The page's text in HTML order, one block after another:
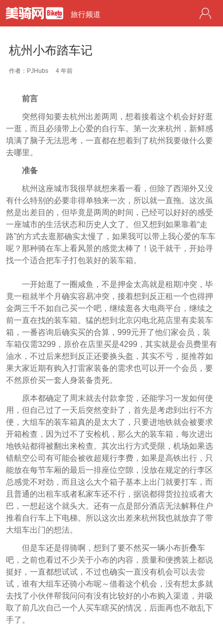
旅行频道
杭州小布踏车记
作者：PJHubs 4 年前
前言
突然得知要去杭州出差两周，想着接着这个机会好好逛
一逛，而且必须带上心爱的自行车。第一次来杭州，新鲜感
填满了脑子无法思考，一直都在想着到了杭州我要做什么要
去哪里。
准备
杭州这座城市我很早就想来看一看，但除了西湖外又没
有什么特别的必要非得单独来一次，所以就一直拖。这次虽
然是出差目的，但毕竟是两周的时间，已经可以好好的感受
一座城市的生活状态和历史人文了。但又想到如果靠着“走
路”的方式去逛那确实太慢了，如果我可以带上我心爱的车车
呢？那种骑在车上看风景的感觉太棒了！说干就干，开始寻
找一个适合把车子打包装好的装车箱。
一开始逛了一圈咸鱼，不是押金太高就是租期冲突，毕
竟一租就半个月确实容易冲突，接着想到反正租一个也得押
金两三千不如自己买一个吧，继续逛各大电商平台，继续之
前一直在找的装车箱。猛的想到北京闪电北苑店里有卖装车
箱，一番咨询后确实买的合算，999元开了他们家会员，装
车箱仅需3299，原价在店里买是4299，其实就是会员费里有
油水，不过后来想到反正还要换头盔，其实不亏，挺推荐如
果大家近期有购入打雷家装备的需求也可以开一个会员，要
不然原价买一套人身装备贵死。
原本都确定了周末就去付款拿货，还能学习一发如何使
用，但自己过了一天后突然变卦了，首先是考虑到出行不方
便，大组车的装车箱真的是太大了，只要进地铁就会被要求
开箱检查，因为过不了安检机，那么大的装车箱，每次进出
地铁站都得被翻出来检查。其次出行方式受限，机场如果选
错航空公司有可能会被收超规行李费，如果是高铁出行，只
能放在每节车厢的最后一排座位空隙，没放在规定的行李区
总感觉不对劲，而且这么大个箱子基本上出门就要打车，而
且普通的出租车或者私家车还不行，据说都得货拉拉或者大
巴，一想起这个就头大。还有一点是部分酒店无法解释住户
推着自行车上下电梯。所以这次出差来杭州我也就放弃了带
大组车出门的想法。
但是车还是得骑啊，想到了要不然买一辆小布折叠车
吧，之前也看过不少关于小布的内容，质量和便携装上都说
挺好，一直都想试试，不过也确实一直没有机会可以去尝
试，谁有大组车还骑小布呢～借着这个机会，没有想太多就
去找了小伙伴帮我问问有没有比较好的小布购入渠道，并吸
取了前几次自己一个人买车瞎买的情况，后面再也不敢乱下
手了。